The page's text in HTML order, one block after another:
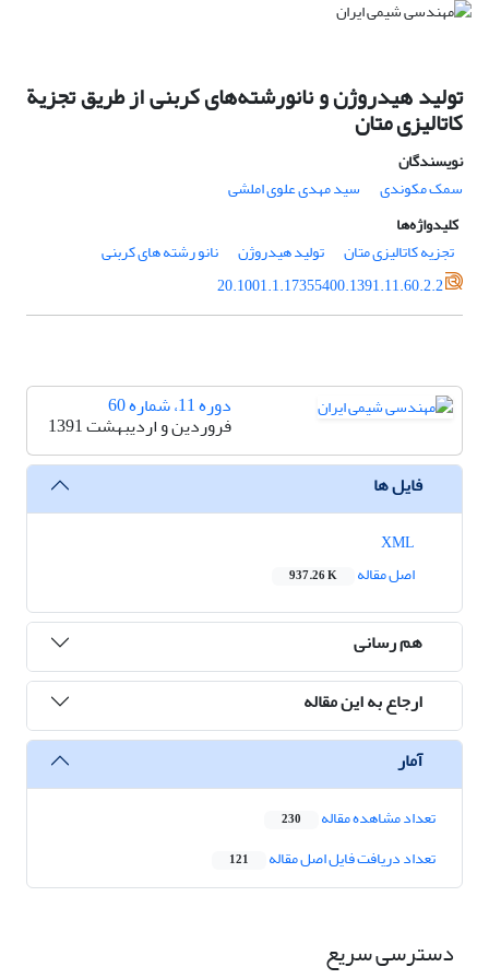
تولید هیدروژن و نانورشته‌های کربنی از طریق تجزیة
کاتالیزی متان
نویسندگان
سمک مکوندی
سید مهدی علوی املشی
کلیدواژه‌ها
تجزیه کاتالیزی متان
تولید هیدروژن
نانو رشته های کربنی
20.1001.1.17355400.1391.11.60.2.2
دوره 11، شماره 60
فروردین و اردیبهشت 1391
فایل ها
اصل مقاله
937.26 K
هم رسانی
ارجاع به این مقاله
آمار
تعداد مشاهده مقاله 230
تعداد دریافت فایل اصل مقاله 121
دسترسی سریع